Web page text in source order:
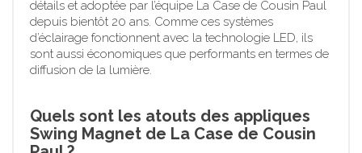
détails et adoptée par l’équipe La Case de Cousin Paul
depuis bientôt 20 ans. Comme ces systèmes
d’éclairage fonctionnent avec la technologie LED, ils
sont aussi économiques que performants en termes de
diffusion de la lumière.
Quels sont les atouts des appliques
Swing Magnet de La Case de Cousin